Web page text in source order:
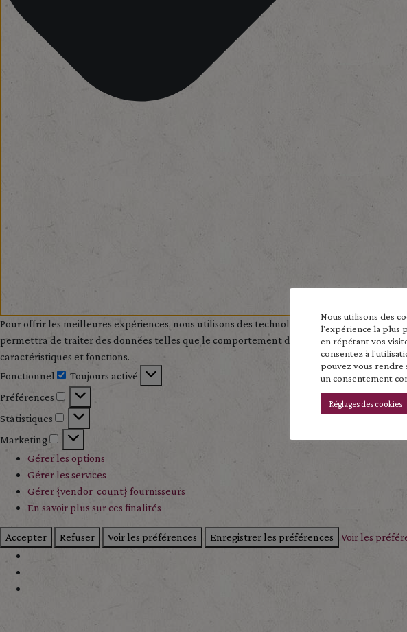
Pour offrir les meilleures expériences, nous utilisons des technologies telles que les
permettra de traiter des données telles que le comportement de navigation ou les ID
caractéristiques et fonctions.
Fonctionnel
Fonctionnel
Toujours activé
Préférences
Préférences
Statistiques
Statistiques
Marketing
Marketing
Gérer les options
Gérer les services
Gérer {vendor_count} fournisseurs
En savoir plus sur ces finalités
Accepter Refuser Voir les préférences Enregistrer les préférences Voir les
Nous utilisons des
l'expérience la plus
en répétant vos
consentez à
pouvez vous rendre
un consentement
Réglages des cookies